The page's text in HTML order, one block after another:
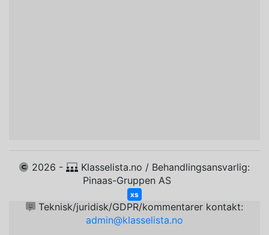
2026 -
Klasselista.no / Behandlingsansvarlig:
Pinaas-Gruppen AS
xs
Teknisk/juridisk/GDPR/kommentarer kontakt:
admin@klasselista.no